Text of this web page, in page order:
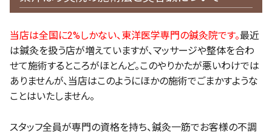
当店は全国に2%しかない、東洋医学専門の鍼灸院です。最近
は鍼灸を扱う店が増えていますが、マッサージや整体を合わ
せて施術するところがほとんど。このやりかたが悪いわけでは
ありませんが、当店はこのようにほかの施術でごまかすような
ことはいたしません。
スタッフ全員が専門の資格を持ち、鍼灸一筋でお客様の不調